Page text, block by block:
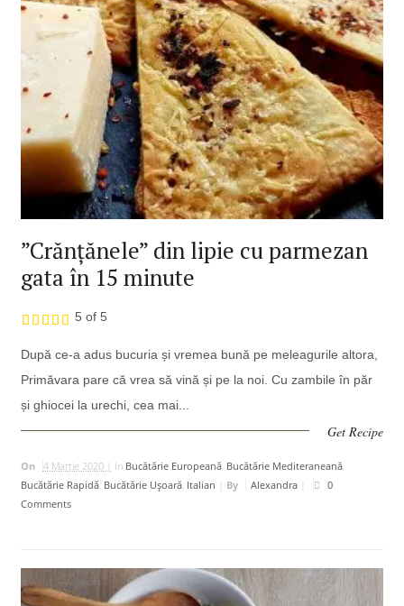
”Crănțănele” din lipie cu parmezan
gata în 15 minute
5 of 5
După ce-a adus bucuria și vremea bună pe meleagurile altora,
Primăvara pare că vrea să vină și pe la noi. Cu zambile în păr
și ghiocei la urechi, cea mai...
Get Recipe
On 4 Martie 2020 | In Bucătărie Europeană, Bucătărie Mediteraneană,
Bucătărie Rapidă, Bucătărie Uşoară, Italian By Alexandra|
0
Comments